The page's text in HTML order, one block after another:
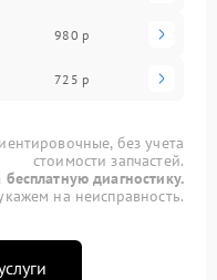
980 р
725 р
без учета
стоимости запчастей.
диагностику.
на неисправность.